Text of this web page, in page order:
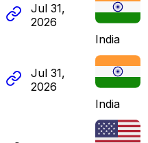
Jul 31,
2026
India
Jul 31,
2026
India